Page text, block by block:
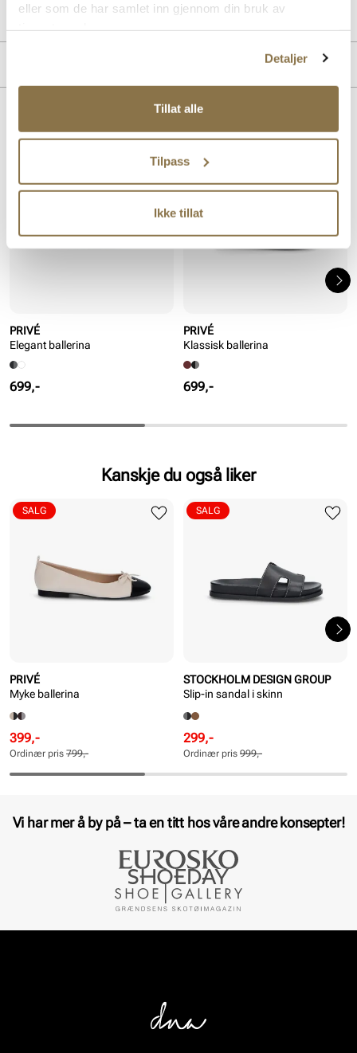
eller som de har samlet inn gjennom din bruk av
Detaljer
Tillat alle
Tilpass
Ikke tillat
Lignende produkter
PRIVÉ
Elegant ballerina
Pris
699,-
PRIVÉ
Klassisk ballerina
Pris
699,-
Kanskje du også liker
PRIVÉ
Myke ballerina
Rabattert
pris
Pris
399,-
Ordinær
pris
Pris
Ordinær pris 799,-
SALG
STOCKHOLM DESIGN GROUP
Slip-in sandal i skinn
Rabattert
pris
Pris
299,-
Ordinær
pris
Pris
Ordinær pris 999,-
SALG
Vi har mer å by på – ta en titt hos våre andre konsepter!